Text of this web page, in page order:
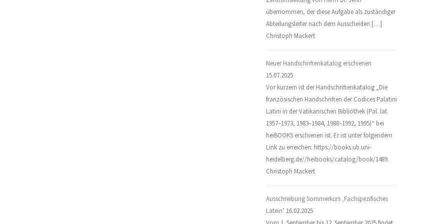
übernommen, der diese Aufgabe als zuständiger
Abteilungsleiter nach dem Ausscheiden […]
Christoph Mackert
Neuer Handschriftenkatalog erschienen
15.07.2025
Vor kurzem ist der Handschriftenkatalog „Die
französischen Handschriften der Codices Palatini
Latini in der Vatikanischen Bibliothek (Pal. lat.
1957–1973, 1983–1984, 1988–1992, 1995)“ bei
heiBOOKS erschienen ist. Er ist unter folgendem
Link zu erreichen: https://books.ub.uni-
heidelberg.de//heibooks/catalog/book/1489.
Christoph Mackert
Ausschreibung Sommerkurs ‚Fachspezifisches
Latein’ 16.02.2025